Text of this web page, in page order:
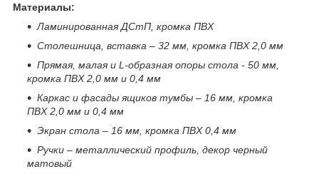
Материалы:
Ламинированная ДСтП, кромка ПВХ
Столешница, вставка – 32 мм, кромка ПВХ 2,0 мм
Прямая, малая и L -образная опоры стола - 50 мм,
кромка ПВХ 2,0 мм и 0,4 мм
Каркас и фасады ящиков тумбы – 16 мм, кромка
ПВХ 2,0 мм и 0,4 мм
Экран стола – 16 мм, кромка ПВХ 0,4 мм
Ручки – металлический профиль, декор черный
матовый